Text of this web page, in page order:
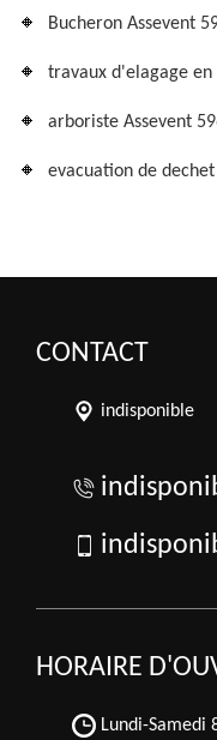
Bucheron Assevent
travaux d'elagage en
arboriste Assevent
evacuation de
CONTACT
indisponible
HORAIRE
Lundi-Samedi